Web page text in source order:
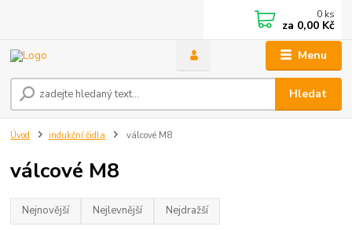
Menu
Hledat
0 ks
za 0,00 Kč
Úvod indukční čidla válcové M8
válcové M8
Nejnovější Nejlevnější Nejdražší